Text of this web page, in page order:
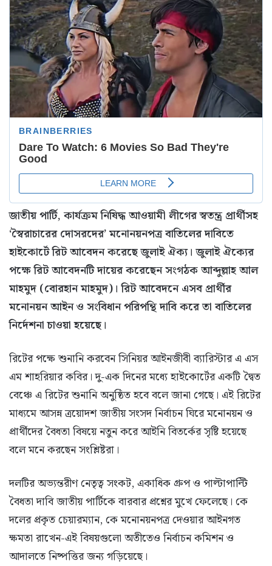
জাতীয় পার্টি, কার্যক্রম নিষিদ্ধ আওয়ামী লীগের স্বতন্ত্র প্রার্থীসহ
‘স্বৈরাচারের দোসরদের’ মনোনয়নপত্র বাতিলের দাবিতে
হাইকোর্টে রিট আবেদন করেছে জুলাই ঐক্য। জুলাই ঐক্যের
পক্ষে রিট আবেদনটি দায়ের করেছেন সংগঠক আব্দুল্লাহ আল
মাহমুদ (বোরহান মাহমুদ)। রিট আবেদনে এসব প্রার্থীর
মনোনয়ন আইন ও সংবিধান পরিপন্থি দাবি করে তা বাতিলের
নির্দেশনা চাওয়া হয়েছে।
রিটের পক্ষে শুনানি করবেন সিনিয়র আইনজীবী ব্যারিস্টার এ এস
এম শাহরিয়ার কবির। দু-এক দিনের মধ্যে হাইকোর্টের একটি দ্বৈত
বেঞ্চে এ রিটের শুনানি অনুষ্ঠিত হবে বলে জানা গেছে। এই রিটের
মাধ্যমে আসন্ন ত্রয়োদশ জাতীয় সংসদ নির্বাচন ঘিরে মনোনয়ন ও
প্রার্থীদের বৈধতা বিষয়ে নতুন করে আইনি বিতর্কের সৃষ্টি হয়েছে
বলে মনে করছেন সংশ্লিষ্টরা।
দলটির অভ্যন্তরীণ নেতৃত্ব সংকট, একাধিক গ্রুপ ও পাল্টাপাল্টি
বৈধতা দাবি জাতীয় পার্টিকে বারবার প্রশ্নের মুখে ফেলেছে। কে
দলের প্রকৃত চেয়ারম্যান, কে মনোনয়নপত্র দেওয়ার আইনগত
ক্ষমতা রাখেন-এই বিষয়গুলো অতীতেও নির্বাচন কমিশন ও
আদালতে নিষ্পত্তির জন্য গড়িয়েছে।